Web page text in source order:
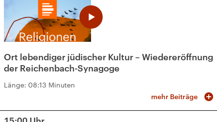
Ort lebendiger jüdischer Kultur – Wiedereröffnung
der Reichenbach-Synagoge
Länge: 08:13 Minuten
mehr Beiträge